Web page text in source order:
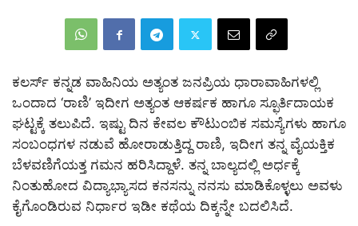
ಕಲರ್ಸ್ ಕನ್ನಡ ವಾಹಿನಿಯ ಅತ್ಯಂತ ಜನಪ್ರಿಯ ಧಾರಾವಾಹಿಗಳಲ್ಲಿ
ಒಂದಾದ ‘ರಾಣಿ’ ಇದೀಗ ಅತ್ಯಂತ ಆಕರ್ಷಕ ಹಾಗೂ ಸ್ಫೂರ್ತಿದಾಯಕ
ಘಟ್ಟಕ್ಕೆ ತಲುಪಿದೆ. ಇಷ್ಟು ದಿನ ಕೇವಲ ಕೌಟುಂಬಿಕ ಸಮಸ್ಯೆಗಳು ಹಾಗೂ
ಸಂಬಂಧಗಳ ನಡುವೆ ಹೋರಾಡುತ್ತಿದ್ದ ರಾಣಿ, ಇದೀಗ ತನ್ನ ವೈಯಕ್ತಿಕ
ಬೆಳವಣಿಗೆಯತ್ತ ಗಮನ ಹರಿಸಿದ್ದಾಳೆ. ತನ್ನ ಬಾಲ್ಯದಲ್ಲಿ ಅರ್ಧಕ್ಕೆ
ನಿಂತುಹೋದ ವಿದ್ಯಾಭ್ಯಾಸದ ಕನಸನ್ನು ನನಸು ಮಾಡಿಕೊಳ್ಳಲು ಅವಳು
ಕೈಗೊಂಡಿರುವ ನಿರ್ಧಾರ ಇಡೀ ಕಥೆಯ ದಿಕ್ಕನ್ನೇ ಬದಲಿಸಿದೆ.